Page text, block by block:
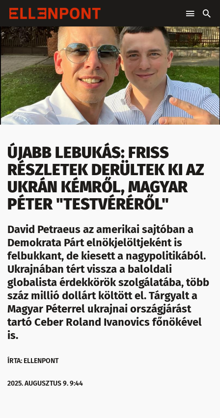
ÚJABB LEBUKÁS: FRISS
RÉSZLETEK DERÜLTEK KI AZ
UKRÁN KÉMRŐL, MAGYAR
PÉTER "TESTVÉRÉRŐL"
David Petraeus az amerikai sajtóban a
Demokrata Párt elnökjelöltjeként is
felbukkant, de kiesett a nagypolitikából.
Ukrajnában tért vissza a baloldali
globalista érdekkörök szolgálatába, több
száz millió dollárt költött el. Tárgyalt a
Magyar Péterrel ukrajnai országjárást
tartó Ceber Roland Ivanovics főnökével
is.
ÍRTA: ELLENPONT
2025. AUGUSZTUS 9. 9:44